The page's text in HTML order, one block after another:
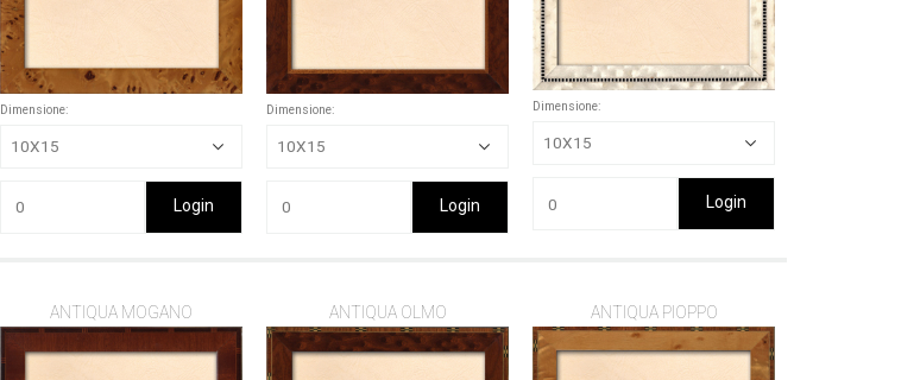
Dimensione:
Login
Dimensione:
Login
Dimensione:
Login
ANTIQUA MOGANO ANTIQUA OLMO ANTIQUA PIOPPO